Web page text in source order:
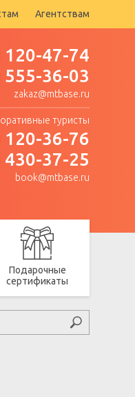
Агентствам
120-47-74
555-36-03
zakaz@mtbase.ru
туристы
120-36-76
430-37-25
book@mtbase.ru
Подарочные
сертификаты